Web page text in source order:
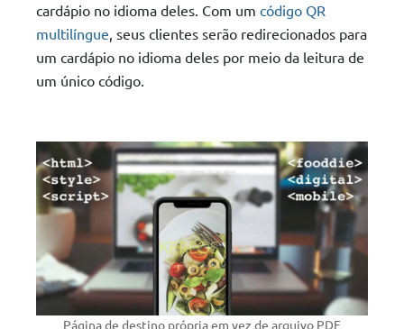
cardápio no idioma deles. Com um código QR
multilíngue , seus clientes serão redirecionados para
um cardápio no idioma deles por meio da leitura de
um único código.
Página de destino própria em vez de arquivo PDF